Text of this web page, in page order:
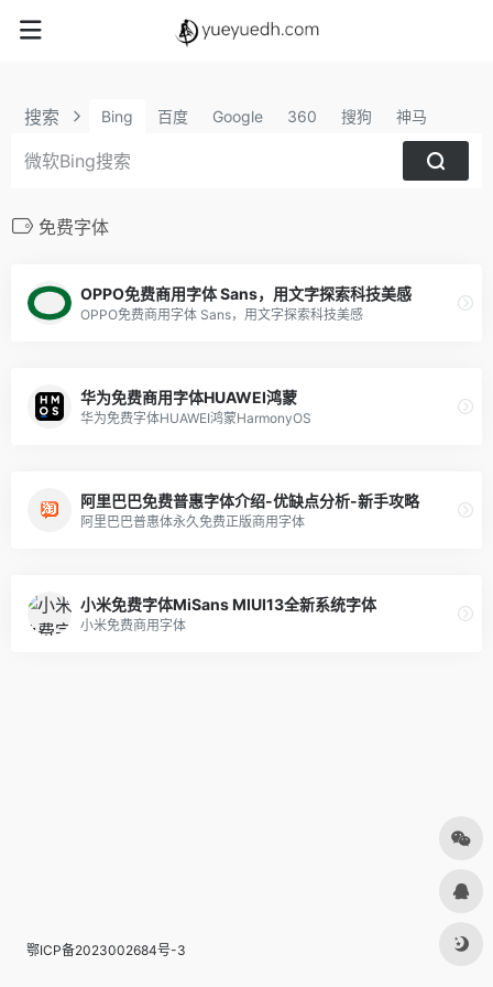
搜索 Bing 百度 Google 360 搜狗 神马
免费字体
OPPO免费商用字体 Sans，用文字探索科技美感
OPPO免费商用字体 Sans，用文字探索科技美感
华为免费商用字体HUAWEI鸿蒙
华为免费字体HUAWEI鸿蒙HarmonyOS
阿里巴巴免费普惠字体介绍-优缺点分析-新手攻略
阿里巴巴普惠体永久免费正版商用字体
小米免费字体MiSans MIUI13全新系统字体
小米免费商用字体
鄂ICP备2023002684号-3